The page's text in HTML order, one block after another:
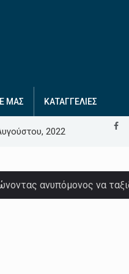
ΜΑΣ ΚΑΤΑΓΓΕΛΙΕΣ
2022
ανυπόμονος να